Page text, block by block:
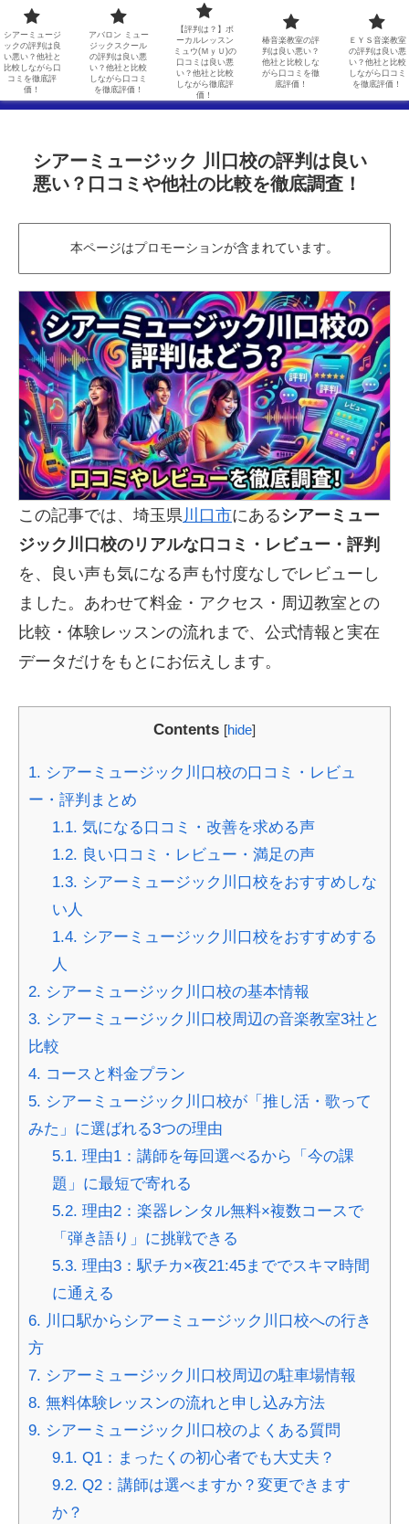
アバロン ミュージックスクールの評判は良い悪い？他社と比較しながら口コミを徹底評価！
【評判は？】ボーカルレッスンミュウ(ＭｙＵ)の口コミは良い悪い？他社と比較しながら徹底評価！ 椿音楽教室の評判は良い悪い？他社と比較しながら口コミを徹底評価！
ＥＹＳ音楽教室の評判は良い悪い？他社と比較しながら口コミを徹底評価！
シアーミュージック 川口校の評判は良い
悪い？口コミや他社の比較を徹底調査！
本ページはプロモーションが含まれています。
この記事では、埼玉県川口市にある シアーミュー
ジック川口校のリアルな口コミ・レビュー・評判
を、良い声も気になる声も忖度なしでレビューし
ました。あわせて料金・アクセス・周辺教室との
比較・体験レッスンの流れまで、公式情報と実在
データだけをもとにお伝えします。
Contents [hide]
1. シアーミュージック川口校の口コミ・レビュ
ー・評判まとめ
1.1. 気になる口コミ・改善を求める声
1.2. 良い口コミ・レビュー・満足の声
1.3. シアーミュージック川口校をおすすめしな
い人
1.4. シアーミュージック川口校をおすすめする
人
2. シアーミュージック川口校の基本情報
3. シアーミュージック川口校周辺の音楽教室3社と
比較
4. コースと料金プラン
5. シアーミュージック川口校が「推し活・歌って
みた」に選ばれる3つの理由
5.1. 理由1：講師を毎回選べるから「今の課
題」に最短で寄れる
5.2. 理由2：楽器レンタル無料×複数コースで
「弾き語り」に挑戦できる
5.3. 理由3：駅チカ×夜21:45まででスキマ時間
に通える
6. 川口駅からシアーミュージック川口校への行き
方
7. シアーミュージック川口校周辺の駐車場情報
8. 無料体験レッスンの流れと申し込み方法
9. シアーミュージック川口校のよくある質問
9.1. Q1：まったくの初心者でも大丈夫？
9.2. Q2：講師は選べますか？変更できます
か？
シアーミュージ
ックの評判は良
い悪い？他社と
比較しながら口
コミを徹底評
価！
アバロン ミュー
ジックスクール
の評判は良い悪
い？他社と比較
しながら口コミ
を徹底評価！
【評判は？】ボ
ーカルレッスン
ミュウ(ＭｙＵ)の
口コミは良い悪
い？他社と比較
しながら徹底評
価！
椿音楽教室の評
判は良い悪い？
他社と比較しな
がら口コミを徹
底評価！
ＥＹＳ音楽教室
の評判は良い悪
い？他社と比較
しながら口コミ
を徹底評価！